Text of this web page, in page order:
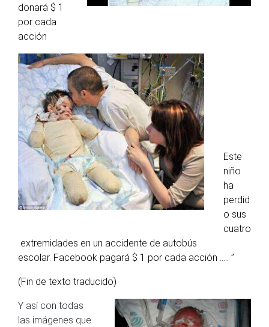
donará $ 1
por cada
acción
Este
niño
ha
perdid
o sus
cuatro
extremidades en un accidente de autobús
escolar. Facebook pagará $ 1 por cada acción ….. ”
(Fin de texto traducido)
Y así con todas
las imágenes que